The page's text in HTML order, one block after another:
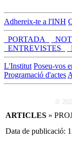
Adhereix-te a l'INH
_PORTADA_
_ENTREVISTES_
L'Institut Poseu-vos
Programació d'actes
©
ARTICLES »
Data de publicació: